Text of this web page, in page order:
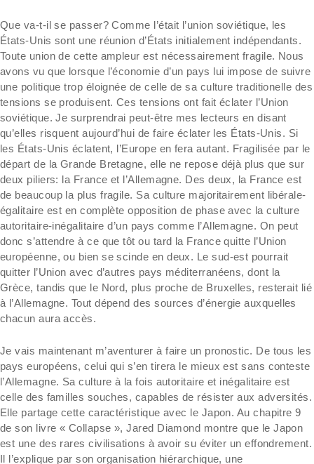
Que va-t-il se passer? Comme l’était l’union soviétique, les
États-Unis sont une réunion d’États initialement indépendants.
Toute union de cette ampleur est nécessairement fragile. Nous
avons vu que lorsque l’économie d’un pays lui impose de suivre
une politique trop éloignée de celle de sa culture traditionelle des
tensions se produisent. Ces tensions ont fait éclater l’Union
soviétique. Je surprendrai peut-être mes lecteurs en disant
qu’elles risquent aujourd’hui de faire éclater les États-Unis. Si
les États-Unis éclatent, l’Europe en fera autant. Fragilisée par le
départ de la Grande Bretagne, elle ne repose déjà plus que sur
deux piliers: la France et l’Allemagne. Des deux, la France est
de beaucoup la plus fragile. Sa culture majoritairement libérale-
égalitaire est en complète opposition de phase avec la culture
autoritaire-inégalitaire d’un pays comme l’Allemagne. On peut
donc s’attendre à ce que tôt ou tard la France quitte l’Union
européenne, ou bien se scinde en deux. Le sud-est pourrait
quitter l’Union avec d’autres pays méditerranéens, dont la
Grèce, tandis que le Nord, plus proche de Bruxelles, resterait lié
à l’Allemagne. Tout dépend des sources d’énergie auxquelles
chacun aura accès.
Je vais maintenant m’aventurer à faire un pronostic. De tous les
pays européens, celui qui s’en tirera le mieux est sans conteste
l’Allemagne. Sa culture à la fois autoritaire et inégalitaire est
celle des familles souches, capables de résister aux adversités.
Elle partage cette caractéristique avec le Japon. Au chapitre 9
de son livre « Collapse », Jared Diamond montre que le Japon
est une des rares civilisations à avoir su éviter un effondrement.
Il l’explique par son organisation hiérarchique, une